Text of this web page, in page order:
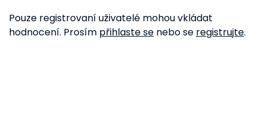
Pouze registrovaní uživatelé mohou vkládat
hodnocení. Prosím přihlaste se nebo se registrujte.